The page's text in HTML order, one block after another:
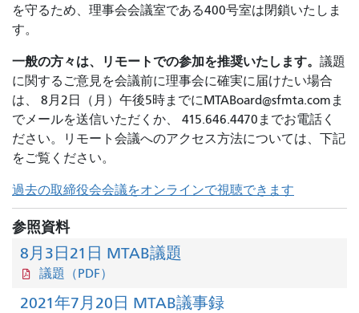
を守るため、理事会会議室である400号室は閉鎖いたしま
す。
一般の方々は、リモートでの参加を推奨いたします。 議題
に関するご意見を会議前に理事会に確実に届けたい場合
は、 8月2日（月）午後5時までにMTABoard@sfmta.comま
でメールを送信いただくか、 415.646.4470 までお電話く
ださい。リモート会議へのアクセス方法については、下記
をご覧ください。
過去の取締役会会議をオンラインで視聴できます
参照資料
8月3日21日 MTAB議題
議題（PDF）
2021年7月20日 MTAB議事録